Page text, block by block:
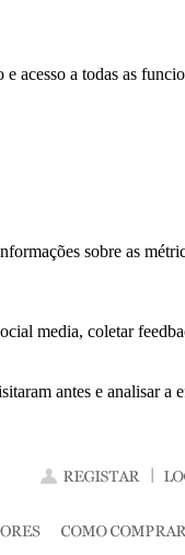
acesso a todas as
sobre as
media, coletar
antes e analisar a